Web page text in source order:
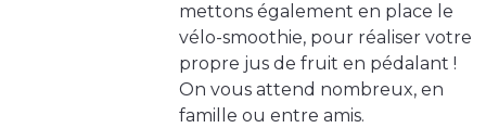
mettons également en place le
vélo-smoothie, pour réaliser votre
propre jus de fruit en pédalant !
On vous attend nombreux, en
famille ou entre amis.